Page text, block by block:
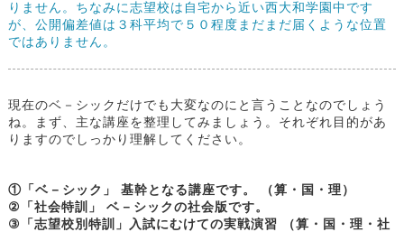
りません。ちなみに志望校は自宅から近い西大和学園中です
が、公開偏差値は３科平均で５０程度まだまだ届くような位置
ではありません。
現在のベ－シックだけでも大変なのにと言うことなのでしょう
ね。まず、主な講座を整理してみましょう。それぞれ目的があ
りますのでしっかり理解してください。
①「ベ－シック」 基幹となる講座です。 （算・国・理）
②「社会特訓」 ベ－シックの社会版です。
③「志望校別特訓」入試にむけての実戦演習 （算・国・理・社